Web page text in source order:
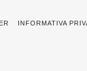
INFORMATIVA